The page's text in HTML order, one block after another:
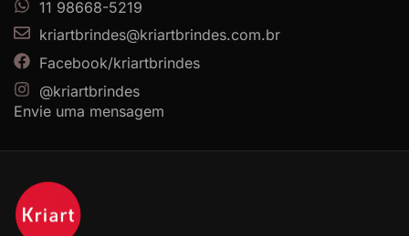
11 98668-5219
kriartbrindes@kriartbrindes.com.br
Facebook/kriartbrindes
@kriartbrindes
Envie uma mensagem